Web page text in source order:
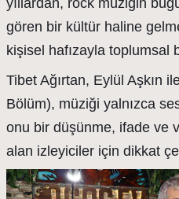
yıllardan, rock müziğin
gören bir kültür haline
kişisel hafızayla toplumsal
Tibet Ağırtan, Eylül Aşkın
Bölüm), müziği yalnızca
onu bir düşünme, ifade ve
alan izleyiciler için dikkat